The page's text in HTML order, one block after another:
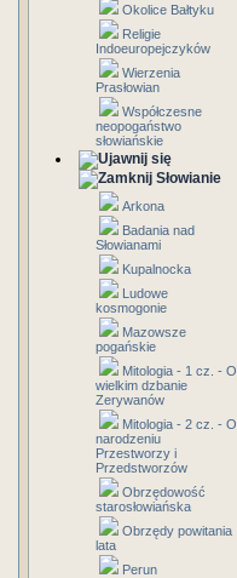
Okolice Bałtyku
Religie
Indoeuropejczyków
Wierzenia
Prasłowian
Współczesne
neopogaństwo
słowiańskie
Słowianie
Arkona
Badania nad
Słowianami
Kupalnocka
Ludowe
kosmogonie
Mazowsze
pogańskie
Mitologia - 1 cz. - O
wielkim dzbanie
Zerywanów
Mitologia - 2 cz. - O
narodzeniu
Przestworzy i
Przedstworzów
Obrzędowość
starosłowiańska
Obrzędy powitania
lata
Perun